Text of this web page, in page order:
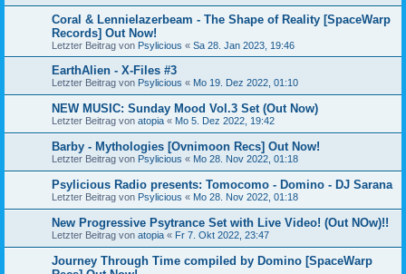
Coral & Lennielazerbeam - The Shape of Reality [SpaceWarp
Records] Out Now!
Letzter Beitrag von Psylicious « Sa 28. Jan 2023, 19:46
EarthAlien - X-Files #3
Letzter Beitrag von Psylicious « Mo 19. Dez 2022, 01:10
NEW MUSIC: Sunday Mood Vol.3 Set (Out Now)
Letzter Beitrag von atopia « Mo 5. Dez 2022, 19:42
Barby - Mythologies [Ovnimoon Recs] Out Now!
Letzter Beitrag von Psylicious « Mo 28. Nov 2022, 01:18
Psylicious Radio presents: Tomocomo - Domino - DJ Sarana
Letzter Beitrag von Psylicious « Mo 28. Nov 2022, 01:18
New Progressive Psytrance Set with Live Video! (Out NOw)!!
Letzter Beitrag von atopia « Fr 7. Okt 2022, 23:47
Journey Through Time compiled by Domino [SpaceWarp